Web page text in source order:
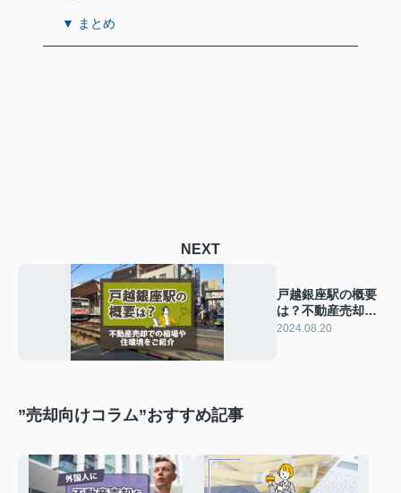
▼ まとめ
NEXT
戸越銀座駅の概要
は？不動産売却で
の相場や住環境を
2024.08.20
”売却向けコラム”おすすめ記事